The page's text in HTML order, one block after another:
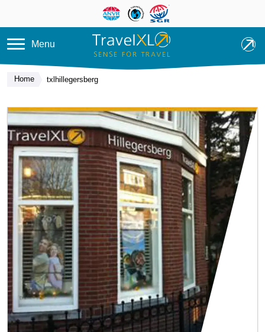
Overslaan en naar de inhoud
Menu
Home txlhillegersberg